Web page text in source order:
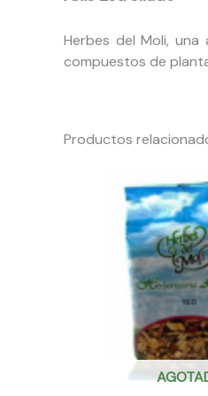
Herbes del Moli,
compuestos de
Productos